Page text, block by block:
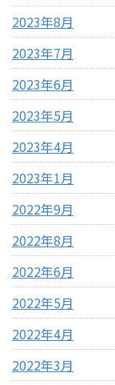
2023年8月
2023年7月
2023年6月
2023年5月
2023年4月
2023年1月
2022年9月
2022年8月
2022年6月
2022年5月
2022年4月
2022年3月